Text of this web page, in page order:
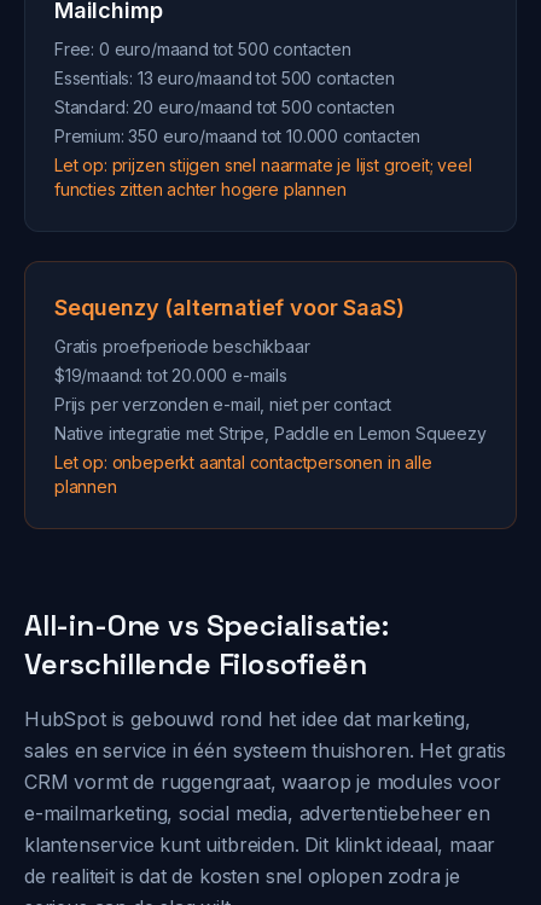
Mailchimp
Free: 0 euro/maand tot 500 contacten
Essentials: 13 euro/maand tot 500 contacten
Standard: 20 euro/maand tot 500 contacten
Premium: 350 euro/maand tot 10.000 contacten
Let op: prijzen stijgen snel naarmate je lijst groeit; veel
functies zitten achter hogere plannen
Sequenzy (alternatief voor SaaS)
Gratis proefperiode beschikbaar
$19/maand: tot 20.000 e-mails
Prijs per verzonden e-mail, niet per contact
Native integratie met Stripe, Paddle en Lemon Squeezy
Let op: onbeperkt aantal contactpersonen in alle
plannen
All-in-One vs Specialisatie:
Verschillende Filosofieën
HubSpot is gebouwd rond het idee dat marketing,
sales en service in één systeem thuishoren. Het gratis
CRM vormt de ruggengraat, waarop je modules voor
e-mailmarketing, social media, advertentiebeheer en
klantenservice kunt uitbreiden. Dit klinkt ideaal, maar
de realiteit is dat de kosten snel oplopen zodra je